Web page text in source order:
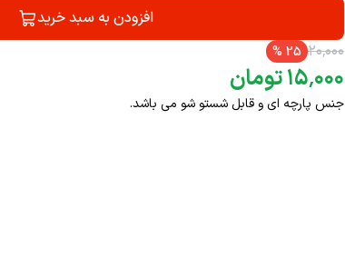
افزودن به سبد خرید
۲۰٬۰۰۰ 25
%
۱۵٬۰۰۰ تومان
جنس پارچه ای و قابل شستو شو می باشد.